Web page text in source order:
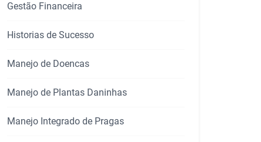
Gestão Financeira
Historias de Sucesso
Manejo de Doencas
Manejo de Plantas Daninhas
Manejo Integrado de Pragas